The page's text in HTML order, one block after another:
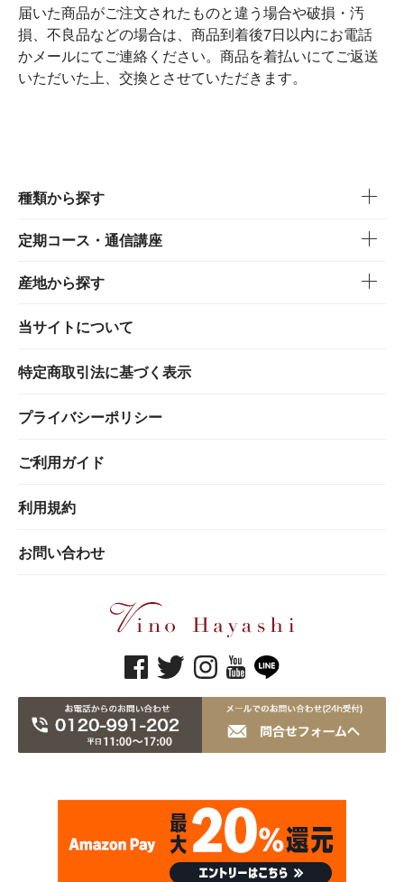
届いた商品がご注文されたものと違う場合や破損・汚
損、不良品などの場合は、商品到着後7日以内にお電話
かメールにてご連絡ください。商品を着払いにてご返送
いただいた上、交換とさせていただきます。
種類から探す
定期コース・通信講座
産地から探す
当サイトについて
特定商取引法に基づく表示
プライバシーポリシー
ご利用ガイド
利用規約
お問い合わせ